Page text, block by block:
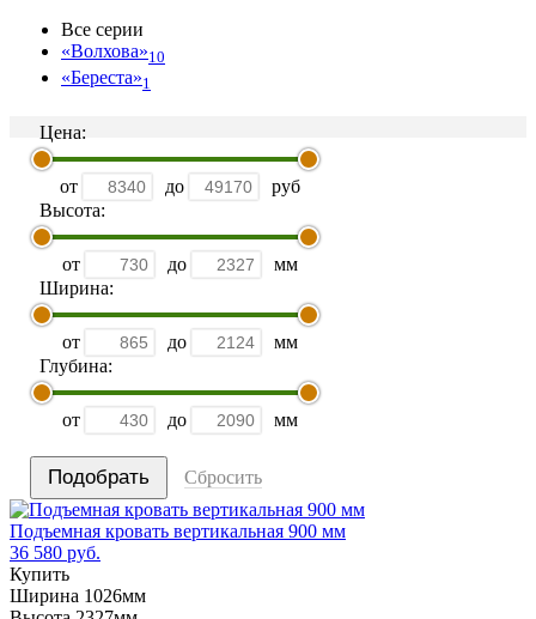
Все серии
«Волхова»10
«Береста»1
Цена:
от до
руб
Высота:
от до
мм
Ширина:
от до
мм
Глубина:
от до мм
Сбросить
Подъемная кровать вертикальная 900 мм
36 580 руб.
Купить
Ширина 1026мм